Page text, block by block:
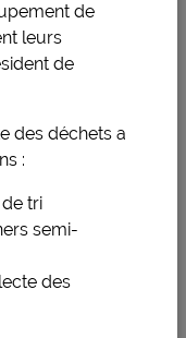
9
30
de
leurs
de
des déchets a
:
tri
semi-
des